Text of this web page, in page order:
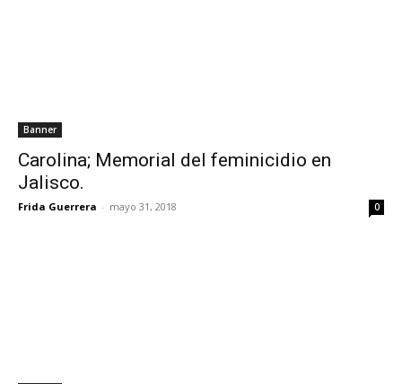
Banner
Carolina; Memorial del feminicidio en
Jalisco.
Frida Guerrera - mayo 31, 2018 0